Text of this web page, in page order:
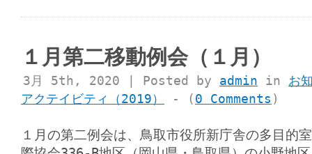
１月第二移動例会（１月）
3月 5th, 2020 | Posted by admin in お
アクテイビティ（2019）
- (0 Comments )
１月の第二例会は、鳥取市役所新庁舎の多目的